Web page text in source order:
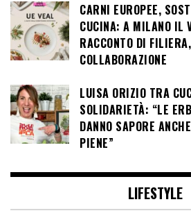
CARNI EUROPEE,
CUCINA: A MILANO IL
RACCONTO DI
COLLABORAZIONE
LUISA ORIZIO TRA
SOLIDARIETÀ: “LE
DANNO SAPORE
PIENE”
LIFESTYLE